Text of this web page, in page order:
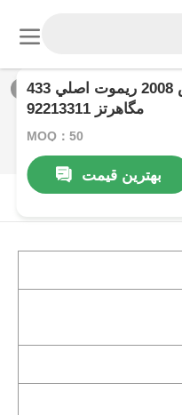
/0
شيورولت لومينا کاپريس 2008 ريموت اصلي 433
مگاهرتز 92213311
MOQ：50
بهترین قیمت